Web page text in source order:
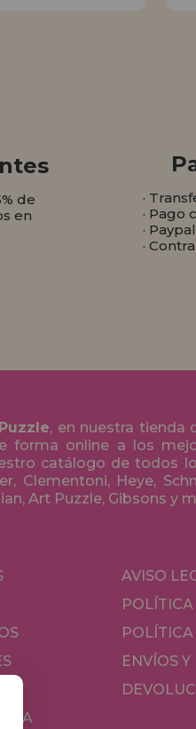
de
en
·
· Pago
·
·
, en nuestra tienda
forma online a los
catálogo de todos
Clementoni, Heye,
Art Puzzle, Gibsons y
AVISO
ENVÍOS